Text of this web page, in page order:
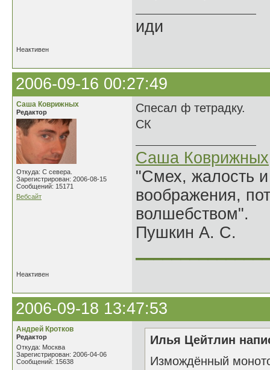
иди
Неактивен
2006-09-16 00:27:49
Саша Коврижных
Редактор
Откуда: С севера.
Зарегистрирован: 2006-08-15
Сообщений: 15171
Вебсайт
Спесал ф тетрадку.
СК
Саша Коврижных
"Смех, жалость
воображения,
волшебством".
Пушкин А. С.
Неактивен
2006-09-18 13:47:53
Андрей Кротков
Редактор
Откуда: Москва
Зарегистрирован: 2006-04-06
Сообщений: 15638
Илья Цейтлин
Измождённый